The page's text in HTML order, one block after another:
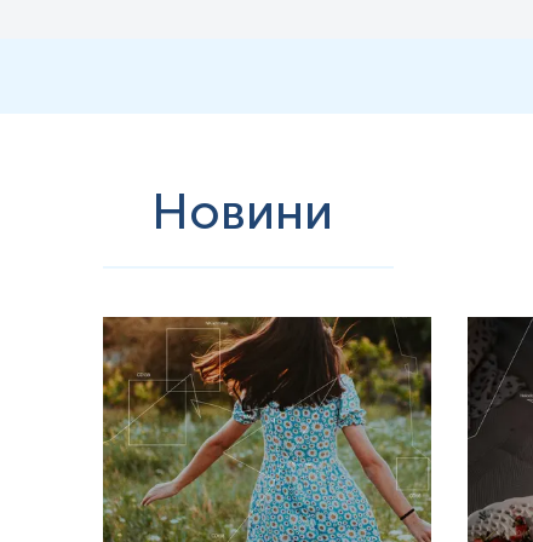
Оперізуючий герпес виникає внаслідок реактивації
лікування імуносупресантами, трансплантація органів або
однобічний характер і чітке дерматомне обмеження.
Атипові форми інфекції, спричиненої вірусом Varicella Zoster
потребу в ретельній диференційній діагностиці. Такі форми
також у осіб літнього віку або вагітних жінок. Водночас,
До атипових форм оперізуючого герпесу належать:
Зостер без висипу (zoster sine herpete) є однією з
Діагноз у таких випадках часто ґрунтується на серології або ПЛР
Геморагічна форма зустрічається переважно у пацієнтів,
Новини